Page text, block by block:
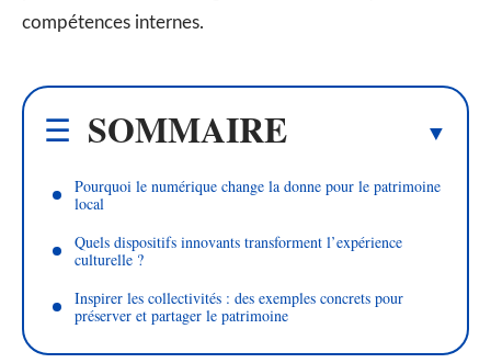
compétences internes.
SOMMAIRE
Pourquoi le numérique change la donne pour le patrimoine
local
Quels dispositifs innovants transforment l’expérience
culturelle ?
Inspirer les collectivités : des exemples concrets pour
préserver et partager le patrimoine